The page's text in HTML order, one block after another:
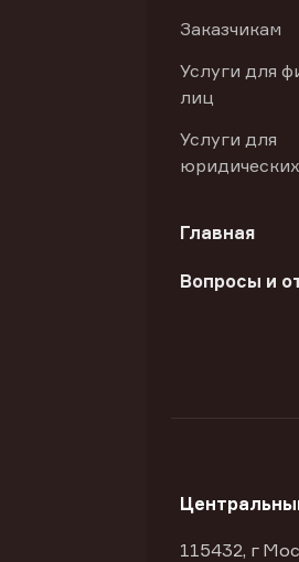
Заказчикам
Услуги для
лиц
Услуги для
Главная
Вопросы и
115432, г